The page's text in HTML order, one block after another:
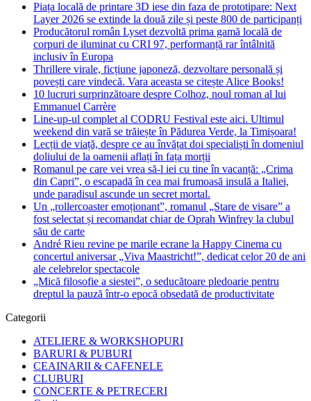
Piața locală de printare 3D iese din faza de prototipare: Next
Layer 2026 se extinde la două zile și peste 800 de participanți
Producătorul român Lyset dezvoltă prima gamă locală de
corpuri de iluminat cu CRI 97, performanță rar întâlnită
inclusiv în Europa
Thrillere virale, ficțiune japoneză, dezvoltare personală și
povești care vindecă. Vara aceasta se citește Alice Books!
10 lucruri surprinzătoare despre Colhoz, noul roman al lui
Emmanuel Carrère
Line-up-ul complet al CODRU Festival este aici. Ultimul
weekend din vară se trăiește în Pădurea Verde, la Timișoara!
Lecții de viață, despre ce au învățat doi specialiști în domeniul
doliului de la oamenii aflați în fața morții
Romanul pe care vei vrea să-l iei cu tine în vacanță: „Crima
din Capri”, o escapadă în cea mai frumoasă insulă a Italiei,
unde paradisul ascunde un secret mortal.
Un „rollercoaster emoționant”, romanul „Stare de visare” a
fost selectat și recomandat chiar de Oprah Winfrey la clubul
său de carte
André Rieu revine pe marile ecrane la Happy Cinema cu
concertul aniversar „Viva Maastricht!”, dedicat celor 20 de ani
ale celebrelor spectacole
„Mică filosofie a siestei”, o seducătoare pledoarie pentru
dreptul la pauză într-o epocă obsedată de productivitate
Categorii
ATELIERE & WORKSHOPURI
BARURI & PUBURI
CEAINARII & CAFENELE
CLUBURI
CONCERTE & PETRECERI